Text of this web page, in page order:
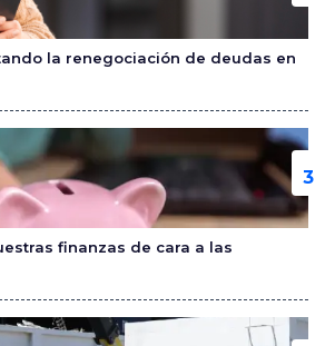
la renegociación de deudas en
finanzas de cara a las